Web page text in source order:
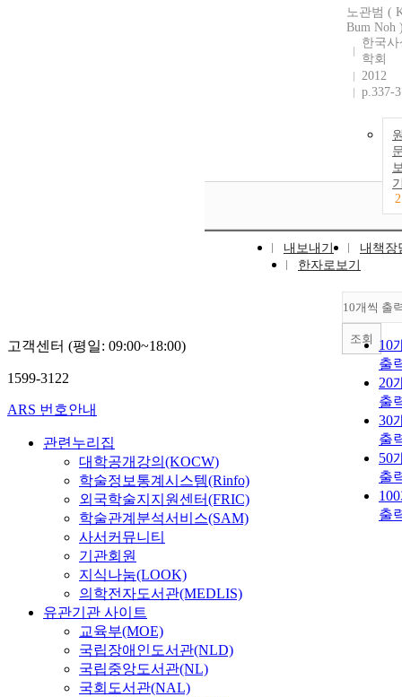
노관범 (
Bum Noh
한국
학회
2012
p.337-
2
내보내기
내책장
한자로보기
10개씩 출
10
출
20
출
30
출
50
출
출
조회
고객센터 (평일: 09:00~18:00)
1599-3122
ARS 번호안내
관련누리집
대학공개강의(KOCW)
학술정보통계시스템(Rinfo)
외국학술지지원센터(FRIC)
학술관계분석서비스(SAM)
사서커뮤니티
기관회원
지식나눔(LOOK)
의학전자도서관(MEDLIS)
유관기관 사이트
교육부(MOE)
국립장애인도서관(NLD)
국립중앙도서관(NL)
국회도서관(NAL)